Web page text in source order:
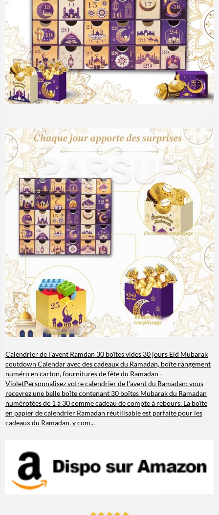
Calendrier de l'avent Ramdan 30 boîtes vides 30 jours Eid Mubarak
coutdown Calendar avec des cadeaux du Ramadan, boîte rangement
numéro en carton, fournitures de fête du Ramadan -
VioletPersonnalisez votre calendrier de l'avent du Ramadan: vous
recevrez une belle boîte contenant 30 boîtes Mubarak du Ramadan
numérotées de 1 à 30 comme cadeau de compte à rebours. La boîte
en papier de calendrier Ramadan réutilisable est parfaite pour les
cadeaux du Ramadan, y com...